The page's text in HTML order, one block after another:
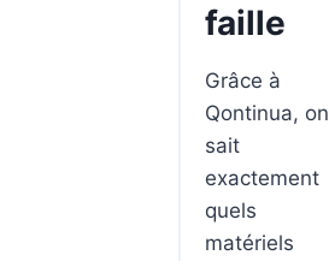
faille
Grâce à
Qontinua, on
sait
exactement
quels
matériels